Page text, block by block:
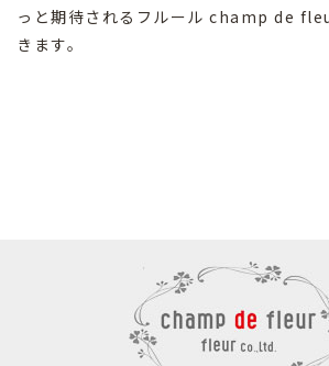
っと期待されるフルール champ de
きます。